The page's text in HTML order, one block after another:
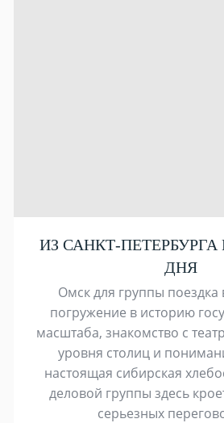
ИЗ САНКТ-
ДНЯ
Омск для группы
погружение в историю
масштаба, знакомство с
уровня столиц и
настоящая сибирская
деловой группы здесь
серьезных